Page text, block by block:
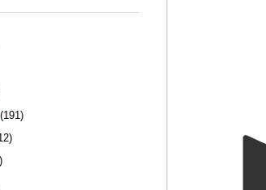
(191)